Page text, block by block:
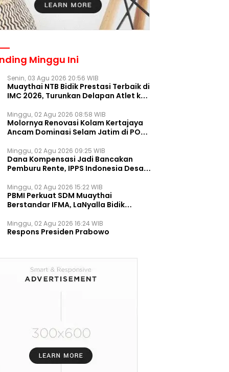
Minggu Ini
Senin, 03 Agu 2026 20:56 WIB
Muaythai NTB Bidik Prestasi Terbaik di
IMC 2026, Turunkan Delapan Atlet ke
Minggu, 02 Agu 2026 08:58 WIB
Molornya Renovasi Kolam Kertajaya
Ancam Dominasi Selam Jatim di PON
Minggu, 02 Agu 2026 09:25 WIB
Dana Kompensasi Jadi Bancakan
Pemburu Rente, IPPS Indonesia Desak
Permanen
Minggu, 02 Agu 2026 15:22 WIB
PBMI Perkuat SDM Muaythai
Berstandar IFMA, LaNyalla Bidik
Minggu, 02 Agu 2026 16:24 WIB
Respons Presiden Prabowo